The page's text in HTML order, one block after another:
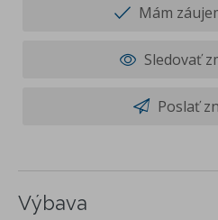
Mám
Sledovať
Poslať
Výbava